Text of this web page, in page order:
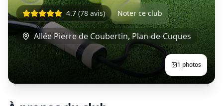
4.7 (78 avis) Noter ce club
Allée Pierre de Coubertin, Plan-de-Cuques
1 photos